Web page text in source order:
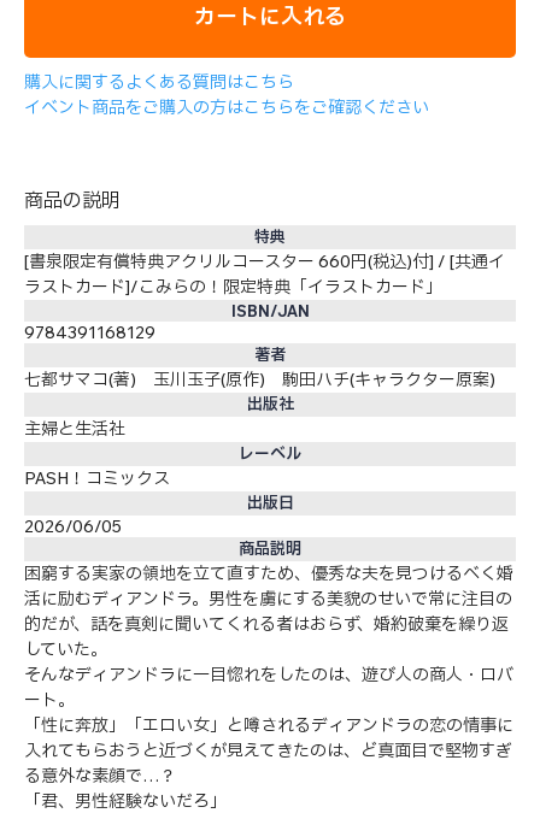
カートに入れる
購入に関するよくある質問はこちら
イベント商品をご購入の方はこちらをご確認ください
商品の説明
特典
[書泉限定有償特典アクリルコースター 660円(税込)付] / [共通イ
ラストカード]/こみらの！限定特典「イラストカード」
ISBN/JAN
9784391168129
著者
七都サマコ(著) 玉川玉子(原作) 駒田ハチ(キャラクター原案)
出版社
主婦と生活社
レーベル
PASH！コミックス
出版日
2026/06/05
商品説明
困窮する実家の領地を立て直すため、優秀な夫を見つけるべく婚
活に励むディアンドラ。男性を虜にする美貌のせいで常に注目の
的だが、話を真剣に聞いてくれる者はおらず、婚約破棄を繰り返
していた。
そんなディアンドラに一目惚れをしたのは、遊び人の商人・ロバ
ート。
「性に奔放」「エロい女」と噂されるディアンドラの恋の情事に
入れてもらおうと近づくが見えてきたのは、ど真面目で堅物すぎ
る意外な素顔で…？
「君、男性経験ないだろ」